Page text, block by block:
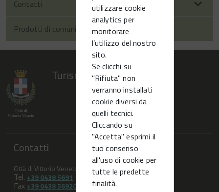
utilizzare cookie
analytics per
monitorare
l’utilizzo del nostro
sito.
Se clicchi su
"Rifiuta" non
verranno installati
cookie diversi da
quelli tecnici.
Cliccando su
"Accetta" esprimi il
tuo consenso
all'uso di cookie per
tutte le predette
finalità.
Contatti
Prodotti di comunicazione
Turismo Vittorio Veneto
Contatti
Città di Vittorio Veneto (TV)
Tel. +39 0438 5691
Fax +39 0438 569209